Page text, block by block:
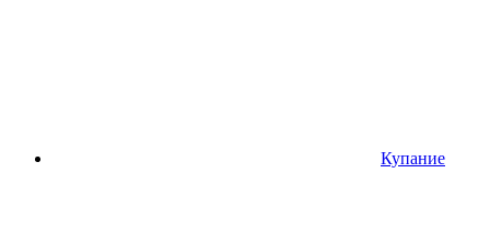
Купание